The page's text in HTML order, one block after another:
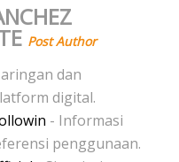
Post Author
dan
digital.
- Informasi
penggunaan.